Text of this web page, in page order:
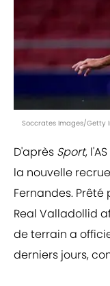
Soccrates Images/Getty
D'après Sport,
la nouvelle
Fernandes.
Real Valladollid
de terrain a
derniers jours,